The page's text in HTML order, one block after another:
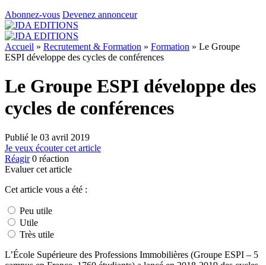
Abonnez-vous Devenez annonceur
Accueil » Recrutement & Formation » Formation » Le Groupe
ESPI développe des cycles de conférences
Le Groupe ESPI développe des
cycles de conférences
Publié le 03 avril 2019
Je veux écouter cet article
Réagir 0 réaction
Evaluer cet article
Cet article vous a été :
Peu utile
Utile
Très utile
L’École Supérieure des Professions Immobilières (Groupe ESPI – 5